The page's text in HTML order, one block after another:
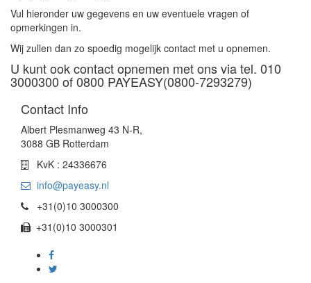
Vul hieronder uw gegevens en uw eventuele vragen of
opmerkingen in.
Wij zullen dan zo spoedig mogelijk contact met u opnemen.
U kunt ook contact opnemen met ons via tel. 010
3000300 of 0800 PAYEASY(0800-7293279)
Contact Info
Albert Plesmanweg 43 N-R,
3088 GB Rotterdam
KvK : 24336676
info@payeasy.nl
+31(0)10 3000300
+31(0)10 3000301